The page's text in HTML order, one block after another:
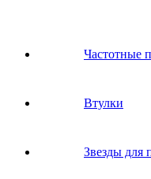
Частотные
Втулки
Звeзды для